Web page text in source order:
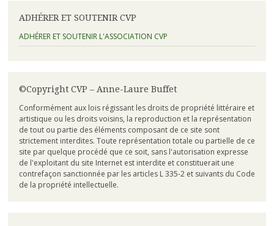
ADHÉRER ET SOUTENIR CVP
ADHÉRER ET SOUTENIR L'ASSOCIATION CVP
©Copyright CVP – Anne-Laure Buffet
Conformément aux lois régissant les droits de propriété littéraire et
artistique ou les droits voisins, la reproduction et la représentation
de tout ou partie des éléments composant de ce site sont
strictement interdites. Toute représentation totale ou partielle de ce
site par quelque procédé que ce soit, sans l'autorisation expresse
de l'exploitant du site Internet est interdite et constituerait une
contrefaçon sanctionnée par les articles L 335-2 et suivants du Code
de la propriété intellectuelle.